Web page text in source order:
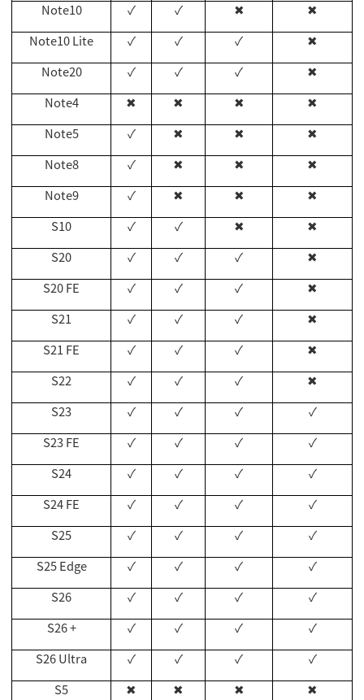
Note10
✓ ✓ ✖
✖
Note10 Lite
✓ ✓ ✓
✖
Note20
✓ ✓ ✓
✖
Note4
✖ ✖ ✖
✖
Note5
✓ ✖ ✖
✖
Note8
✓ ✖ ✖
✖
Note9
✓ ✖ ✖
✖
S10
✓ ✓ ✖
✖
S20
✓ ✓ ✓
✖
S20 FE
✓ ✓ ✓
✖
S21
✓ ✓ ✓
✖
S21 FE
✓ ✓ ✓
✖
S22
✓ ✓ ✓
✖
S23
✓ ✓ ✓
✓
S23 FE
✓ ✓ ✓
✓
S24
✓ ✓ ✓
✓
S24 FE
✓ ✓ ✓
✓
S25
✓ ✓ ✓
✓
S25 Edge
✓ ✓ ✓
✓
S26
✓ ✓ ✓
✓
S26 +
✓ ✓ ✓
✓
S26 Ultra
✓ ✓ ✓
✓
S5
✖ ✖ ✖
✖